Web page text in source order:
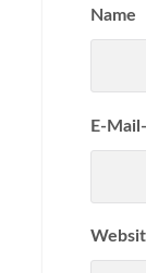
Name
E-